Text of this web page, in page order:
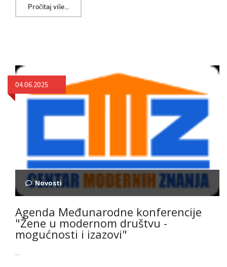
Pročitaj više...
04.06.2025
Novosti
Agenda Međunarodne konferencije
"Žene u modernom društvu -
mogućnosti i izazovi"
...